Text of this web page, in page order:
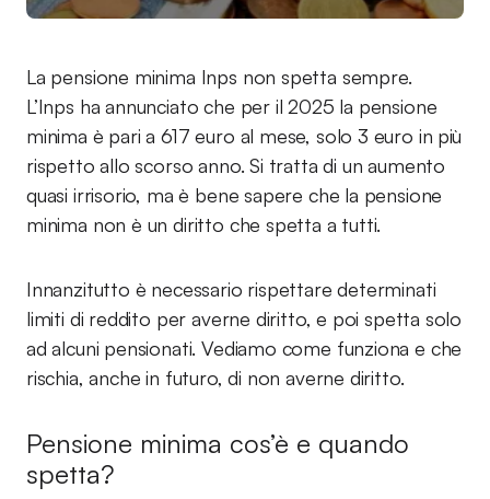
La pensione minima Inps non spetta sempre.
L’Inps ha annunciato che per il 2025 la pensione
minima è pari a 617 euro al mese, solo 3 euro in più
rispetto allo scorso anno. Si tratta di un aumento
quasi irrisorio, ma è bene sapere che la pensione
minima non è un diritto che spetta a tutti.
Innanzitutto è necessario rispettare determinati
limiti di reddito per averne diritto, e poi spetta solo
ad alcuni pensionati. Vediamo come funziona e che
rischia, anche in futuro, di non averne diritto.
Pensione minima cos’è e quando
spetta?